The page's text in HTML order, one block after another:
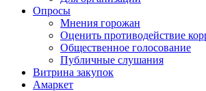
Опросы
Мнения горожан
Оценить противодействие
Общественное голосование
Публичные слушания
Витрина закупок
Амаркет